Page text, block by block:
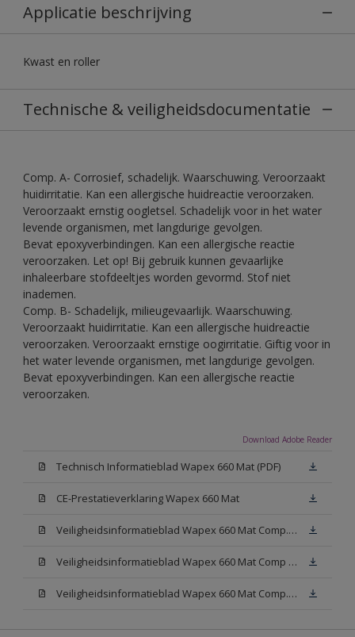
Applicatie beschrijving
Kwast en roller
Technische & veiligheidsdocumentatie
Comp. A- Corrosief, schadelijk. Waarschuwing. Veroorzaakt
huidirritatie. Kan een allergische huidreactie veroorzaken.
Veroorzaakt ernstig oogletsel. Schadelijk voor in het water
levende organismen, met langdurige gevolgen.
Bevat epoxyverbindingen. Kan een allergische reactie
veroorzaken. Let op! Bij gebruik kunnen gevaarlijke
inhaleerbare stofdeeltjes worden gevormd. Stof niet
inademen.
Comp. B- Schadelijk, milieugevaarlijk. Waarschuwing.
Veroorzaakt huidirritatie. Kan een allergische huidreactie
veroorzaken. Veroorzaakt ernstige oogirritatie. Giftig voor in
het water levende organismen, met langdurige gevolgen.
Bevat epoxyverbindingen. Kan een allergische reactie
veroorzaken.
Download Adobe Reader
Technisch Informatieblad Wapex 660 Mat (PDF)
CE-Prestatieverklaring Wapex 660 Mat
Veiligheidsinformatieblad Wapex 660 Mat Comp. -B (MSDS)
Veiligheidsinformatieblad Wapex 660 Mat Comp N00 (MSDS)
Veiligheidsinformatieblad Wapex 660 Mat Comp. -A W05 (MSDS)